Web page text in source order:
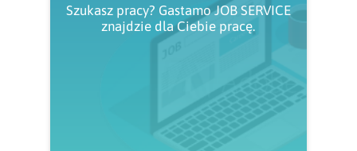
Szukasz pracy? Gastamo JOB SERVICE
znajdzie dla Ciebie pracę.